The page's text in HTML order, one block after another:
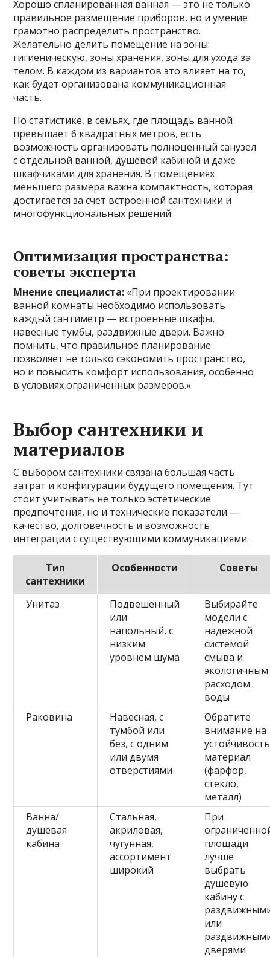
Хорошо спланированная ванная — это не только
правильное размещение приборов, но и умение
грамотно распределить пространство.
Желательно делить помещение на зоны:
гигиеническую, зоны хранения, зоны для ухода за
телом. В каждом из вариантов это влияет на то,
как будет организована коммуникационная
часть.
По статистике, в семьях, где площадь ванной
превышает 6 квадратных метров, есть
возможность организовать полноценный санузел
с отдельной ванной, душевой кабиной и даже
шкафчиками для хранения. В помещениях
меньшего размера важна компактность, которая
достигается за счет встроенной сантехники и
многофункциональных решений.
Оптимизация пространства:
советы эксперта
Мнение специалиста: «При проектировании
ванной комнаты необходимо использовать
каждый сантиметр — встроенные шкафы,
навесные тумбы, раздвижные двери. Важно
помнить, что правильное планирование
позволяет не только сэкономить пространство,
но и повысить комфорт использования, особенно
в условиях ограниченных размеров.»
Выбор сантехники и
материалов
С выбором сантехники связана большая часть
затрат и конфигурации будущего помещения. Тут
стоит учитывать не только эстетические
предпочтения, но и технические показатели —
качество, долговечность и возможность
интеграции с существующими коммуникациями.
Тип
сантехники
Особенности Советы
Унитаз
Подвешенный
или
напольный, с
низким
уровнем шума
Выбирайте
модели с
надежной
системой
смыва и
экологичным
расходом
воды
Раковина
Навесная, с
тумбой или
без, с одним
или двумя
отверстиями
Обратите
внимание на
материал
(фарфор,
стекло,
металл)
Ванна/
душевая
кабина
Стальная,
акриловая,
чугунная,
ассортимент
широкий
При
площади
лучше
выбрать
душевую
кабину с
или
дверями